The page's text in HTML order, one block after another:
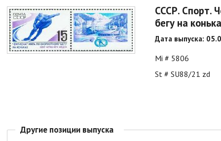
СССР. Спорт.
бегу на
Дата выпуска:
Mi # 5806
St # SU88/21 zd
Другие позиции выпуска